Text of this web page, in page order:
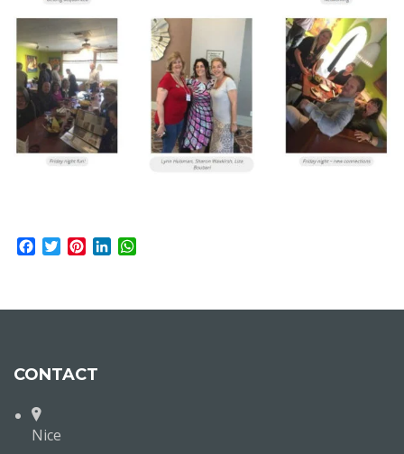
Facebook
TwitterPinterestLinkedIn
CONTACT
Nice